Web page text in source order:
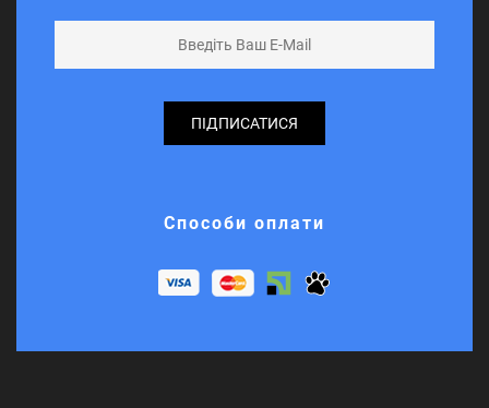
ПІДПИСАТИСЯ
Способи оплати